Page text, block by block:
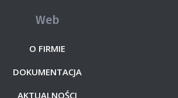
Web
O FIRMIE
DOKUMENTACJA
AKTUALNOŚCI